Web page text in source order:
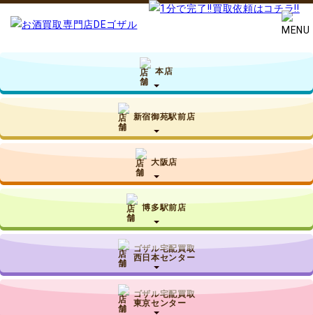
本店
新宿御苑駅前店
大阪店
博多駅前店
ゴザル宅配買取
西日本センター
ゴザル宅配買取
東京センター